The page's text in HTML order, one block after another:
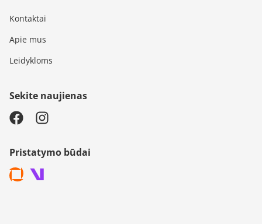
Kontaktai
Apie mus
Leidykloms
Sekite naujienas
Pristatymo būdai